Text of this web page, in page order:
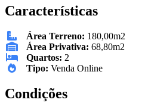
Características
Área Terreno: 180,00m2
Área Privativa: 68,80m2
Quartos: 2
Tipo: Venda Online
Condições